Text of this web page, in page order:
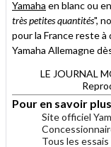
Yamaha en blanc ou
très petites quantités",
pour la France reste à
Yamaha Allemagne
LE JOURNAL
Pour en savoir
Site officiel
Tous les